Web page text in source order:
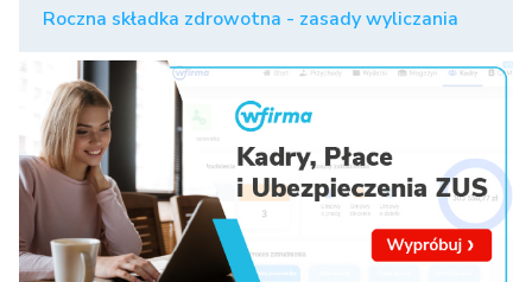
Roczna składka zdrowotna - zasady wyliczania